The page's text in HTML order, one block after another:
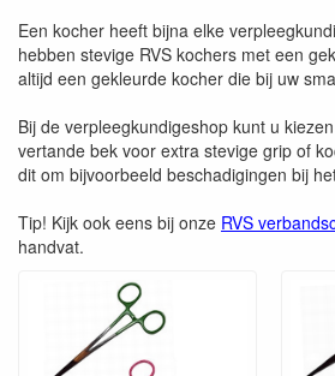
Een kocher heeft bijna elke
hebben stevige RVS kochers met een
altijd een gekleurde kocher die bij uw
Bij de verpleegkundigeshop kunt u
vertande bek voor extra stevige grip of
dit om bijvoorbeeld beschadigingen bij
Tip! Kijk ook eens bij onze RVS
handvat.